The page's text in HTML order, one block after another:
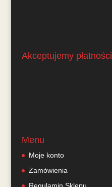
Akceptujemy płatności
Menu
Moje konto
Zamówienia